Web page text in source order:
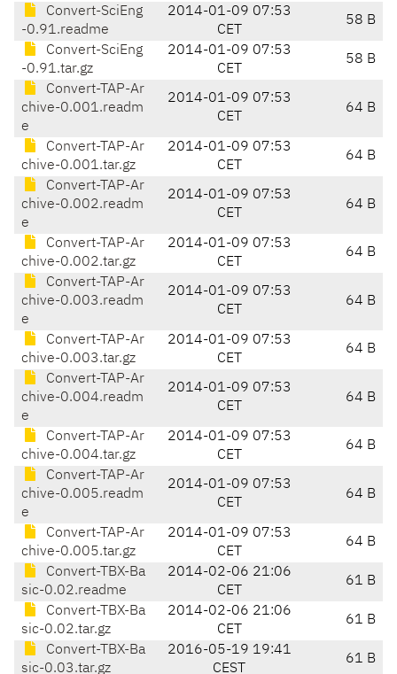
Convert-SciEng
-0.91.readme
2014-01-09 07:53
CET
58 B
Convert-SciEng
-0.91.tar.gz
2014-01-09 07:53
CET
58 B
Convert-TAP-Ar
chive-0.001.readm
e
2014-01-09 07:53
CET
64 B
Convert-TAP-Ar
chive-0.001.tar.gz
2014-01-09 07:53
CET
64 B
Convert-TAP-Ar
chive-0.002.readm
e
2014-01-09 07:53
CET
64 B
Convert-TAP-Ar
chive-0.002.tar.gz
2014-01-09 07:53
CET
64 B
Convert-TAP-Ar
chive-0.003.readm
e
2014-01-09 07:53
CET
64 B
Convert-TAP-Ar
chive-0.003.tar.gz
2014-01-09 07:53
CET
64 B
Convert-TAP-Ar
chive-0.004.readm
e
2014-01-09 07:53
CET
64 B
Convert-TAP-Ar
chive-0.004.tar.gz
2014-01-09 07:53
CET
64 B
Convert-TAP-Ar
chive-0.005.readm
e
2014-01-09 07:53
CET
64 B
Convert-TAP-Ar
chive-0.005.tar.gz
2014-01-09 07:53
CET
64 B
Convert-TBX-Ba
sic-0.02.readme
2014-02-06 21:06
CET
61 B
Convert-TBX-Ba
sic-0.02.tar.gz
2014-02-06 21:06
CET
61 B
Convert-TBX-Ba
sic-0.03.tar.gz
2016-05-19 19:41
CEST
61 B